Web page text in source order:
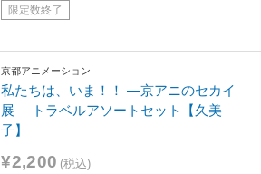
限定数終了
京都アニメーション
私たちは、いま！！ ―京アニのセカイ
展― トラベルアソートセット【久美
子】
¥2,200 (税込)